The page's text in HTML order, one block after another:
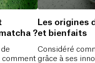
?
comment
Les origines
et bienfaits
Considéré
grâce à ses